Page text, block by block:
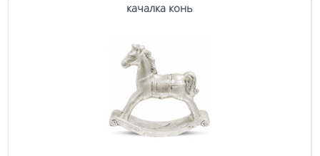
качалка конь